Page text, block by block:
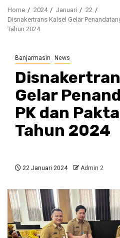
Home 2024 Januari
22
Disnakertrans Kalsel Gelar
Tahun 2024
Banjarmasin News
Gelar
PK dan
Tahun 2024
22 Januari 2024 Admin 2